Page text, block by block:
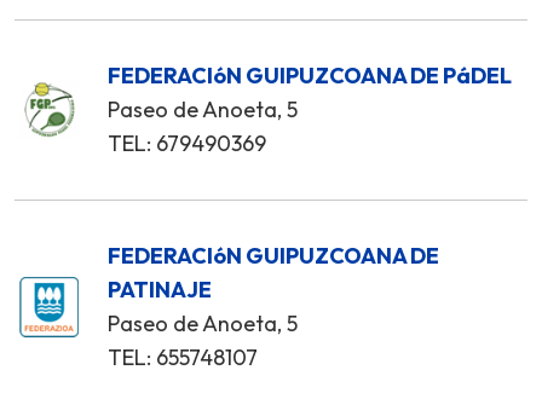
FEDERACIóN GUIPUZCOANA DE PáDEL
Paseo de Anoeta, 5
TEL: 679490369
FEDERACIóN GUIPUZCOANA DE
PATINAJE
Paseo de Anoeta, 5
TEL: 655748107